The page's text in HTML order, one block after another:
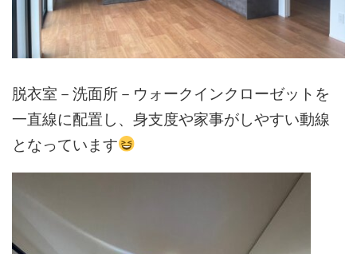
脱衣室－洗面所－ウォークインクローゼットを
一直線に配置し、身支度や家事がしやすい動線
となっています